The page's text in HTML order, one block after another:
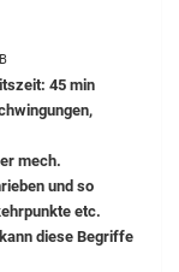
45 min
mech.
und so
etc.
diese Begriffe